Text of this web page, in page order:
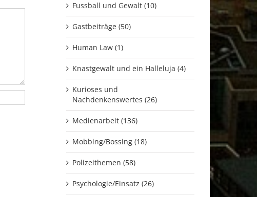
Fussball und Gewalt (10)
Gastbeiträge (50)
Human Law (1)
Knastgewalt und ein Halleluja (4)
Kurioses und
Nachdenkenswertes (26)
Medienarbeit (136)
Mobbing/Bossing (18)
Polizeithemen (58)
Psychologie/Einsatz (26)